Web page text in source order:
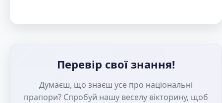
Перевір свої знання!
Думаєш, що знаєш усе про національні
прапори? Спробуй нашу веселу вікторину, щоб